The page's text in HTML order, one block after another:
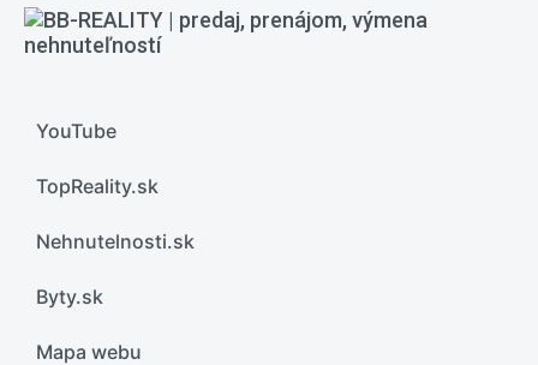
YouTube
TopReality.sk
Nehnutelnosti.sk
Byty.sk
Mapa webu